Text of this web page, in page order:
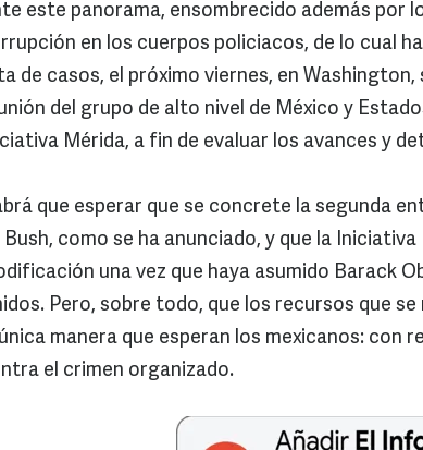
este panorama, ensombrecido además por
en los cuerpos policiacos, de lo cual
de casos, el próximo viernes, en
del grupo de alto nivel de México y
Mérida, a fin de evaluar los avances y
que esperar que se concrete la segunda
Bush, como se ha anunciado, y que la
una vez que haya asumido Barack
Pero, sobre todo, que los recursos que
manera que esperan los mexicanos: con
el crimen organizado.